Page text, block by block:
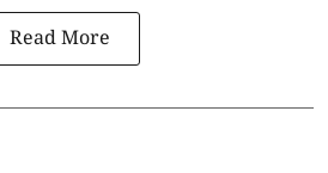
Read More